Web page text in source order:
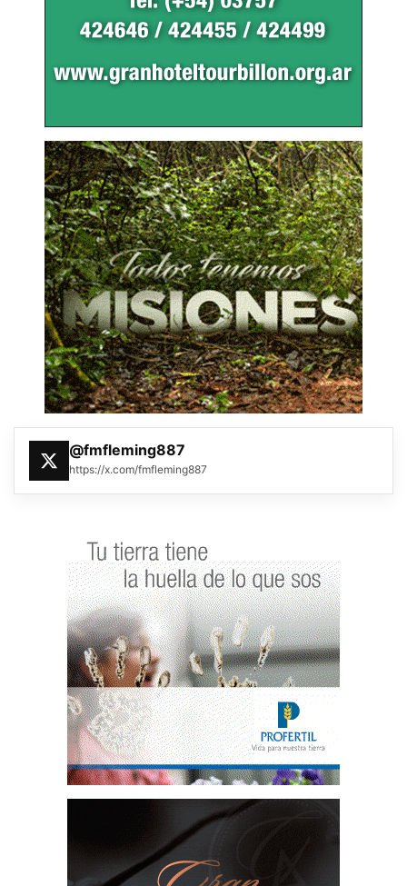
@fmfleming887
https://x.com/fmfleming887